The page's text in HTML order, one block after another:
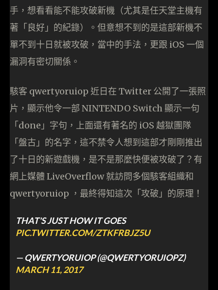
手，想看看能不能攻破新機（尤其是任天堂主機有
著「良好」的紀錄）。但意想不到的是這部新機不
單不到十日就被攻破，當中的手法，更跟 iOS 一個
漏洞有密切關係。
駭客 qwertyoruiop‏ 近日在 Twitter 公開了一張照
片，顯示他令一部 NINTENDO Switch 顯示一句
「done」字句，上面還有著名的 iOS 越獄團隊
「盤古」的名字，這不禁令人想到這部才剛剛推出
了十日的新遊戲機，是不是那麼快便被攻破了？有
網上媒體 LiveOverflow 就訪問多個駭客組織和
qwertyoruiop‏ ，最終得知這次「攻破」的原理！
THAT'S JUST HOW IT GOES
PIC.TWITTER.COM/ZTKFRBJZ5U
— QWERTYORUIOP (@QWERTYORUIOPZ)
MARCH 11, 2017